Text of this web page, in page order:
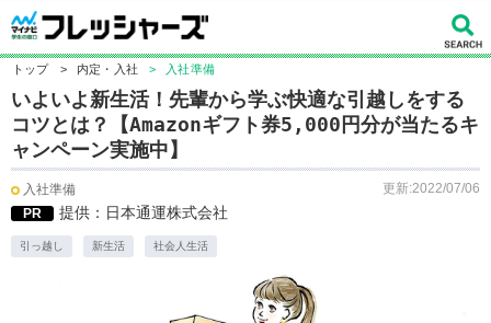
トップ > 内定・入社 > 入社準備
いよいよ新生活！先輩から学ぶ快適な引越しをする
コツとは？【Amazonギフト券5,000円分が当たるキ
ャンペーン実施中】
入社準備
更新:2022/07/06
PR
提供：日本通運株式会社
引っ越し 新生活 社会人生活